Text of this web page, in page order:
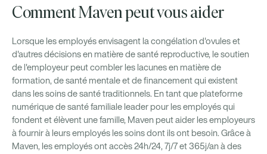
Comment Maven peut vous aider
Lorsque les employés envisagent la congélation d'ovules et
d'autres décisions en matière de santé reproductive, le soutien
de l'employeur peut combler les lacunes en matière de
formation, de santé mentale et de financement qui existent
dans les soins de santé traditionnels. En tant que plateforme
numérique de santé familiale leader pour les employés qui
fondent et élèvent une famille, Maven peut aider les employeurs
à fournir à leurs employés les soins dont ils ont besoin. Grâce à
Maven, les employés ont accès 24h/24, 7j/7 et 365j/an à des